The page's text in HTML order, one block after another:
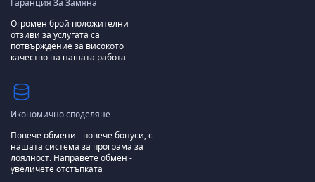
Гаранция За Замяна
Огромен брой положителни
отзиви за услугата са
потвърждение за високото
качество на нашата работа.
Икономично споделяне
Повече обмени - повече бонуси, с
нашата система за програма за
лоялност. Направете обмен -
увеличете отстъпката